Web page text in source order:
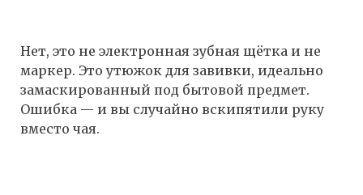
Нет, это не электронная зубная щётка и не
маркер. Это утюжок для завивки, идеально
замаскированный под бытовой предмет.
Ошибка — и вы случайно вскипятили руку
вместо чая.